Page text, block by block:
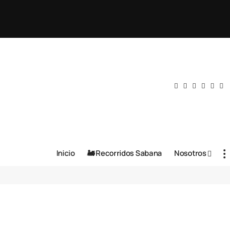
Inicio 🚂 Recorridos Sabana Nosotros